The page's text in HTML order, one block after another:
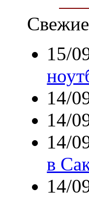
15/
14/
14/
14/
в
14/